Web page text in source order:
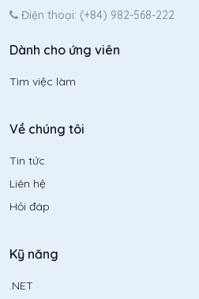
Điện thoại: (+84) 982-568-222
Dành cho ứng viên
Tìm việc làm
Về chúng tôi
Tin tức
Liên hệ
Hỏi đáp
Kỹ năng
.NET